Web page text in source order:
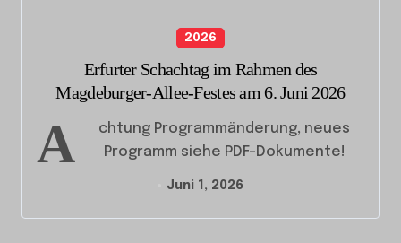
2026
Erfurter Schachtag im Rahmen des
Magdeburger-Allee-Festes am 6. Juni 2026
A
chtung Programmänderung, neues
Programm siehe PDF-Dokumente!
Juni 1, 2026